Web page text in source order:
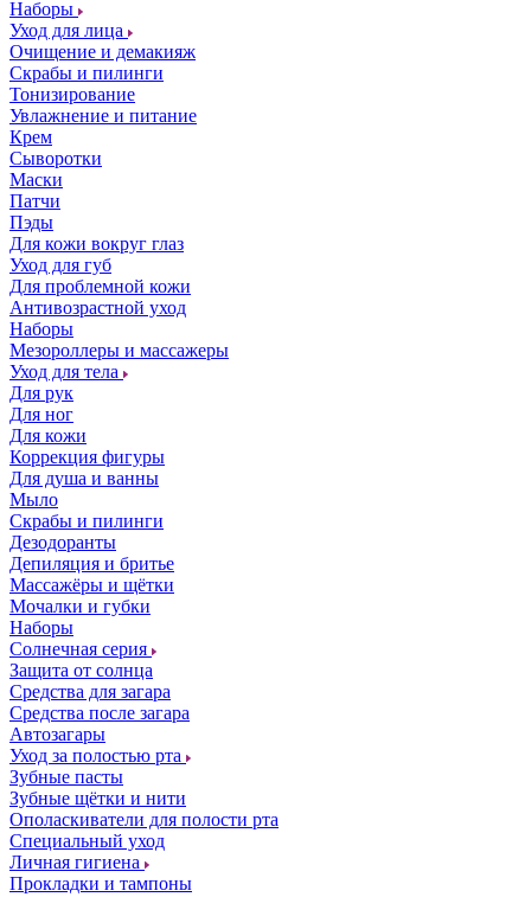
Наборы
Уход для лица
Очищение и демакияж
Скрабы и пилинги
Тонизирование
Увлажнение и питание
Крем
Сыворотки
Маски
Патчи
Пэды
Для кожи вокруг глаз
Уход для губ
Для проблемной кожи
Антивозрастной уход
Наборы
Мезороллеры и массажеры
Уход для тела
Для рук
Для ног
Для кожи
Коррекция фигуры
Для душа и ванны
Мыло
Скрабы и пилинги
Дезодоранты
Депиляция и бритье
Массажёры и щётки
Мочалки и губки
Наборы
Солнечная серия
Защита от солнца
Средства для загара
Средства после загара
Автозагары
Уход за полостью рта
Зубные пасты
Зубные щётки и нити
Ополаскиватели для полости рта
Специальный уход
Личная гигиена
Прокладки и тампоны